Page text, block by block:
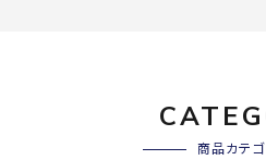
商品カテゴ